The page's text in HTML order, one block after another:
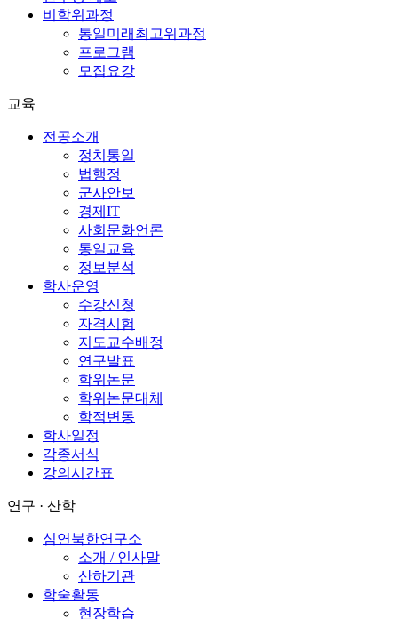
비학위과정
통일미래최고위과정
프로그램
모집요강
교육
전공소개
정치통일
법행정
군사안보
경제IT
사회문화언론
통일교육
정보분석
학사운영
수강신청
자격시험
지도교수배정
연구발표
학위논문
학위논문대체
학적변동
학사일정
각종서식
강의시간표
연구 · 산학
심연북한연구소
소개 / 인사말
산하기관
학술활동
현장학습